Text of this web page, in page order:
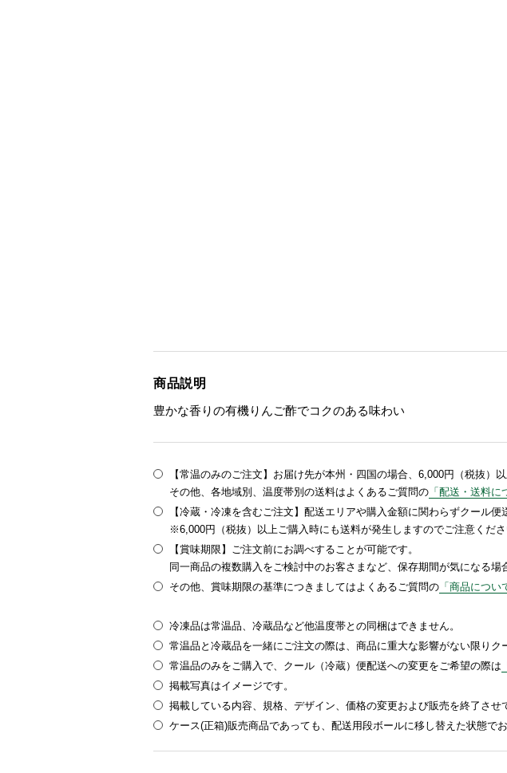
商品説明
豊かな香りの有機りんご酢でコクのある味わい
【常温のみのご注文】お届け先が本州・四国の場合、6,000円（税抜）
その他、各地域別、温度帯別の送料はよくあるご質問の 「配送・送料に
【冷蔵・冷凍を含むご注文】配送エリアや購入金額に関わらずクール便
※6,000円（税抜）以上ご購入時にも送料が発生しますのでご注意くださ
【賞味期限】ご注文前にお調べすることが可能です。
同一商品の複数購入をご検討中のお客さまなど、保存期間が気になる
その他、賞味期限の基準につきましてはよくあるご質問の 「商品につい
冷凍品は常温品、冷蔵品など他温度帯との同梱はできません。
常温品と冷蔵品を一緒にご注文の際は、商品に重大な影響がない限りク
常温品のみをご購入で、クール（冷蔵）便配送への変更をご希望の際は
掲載写真はイメージです。
掲載している内容、規格、デザイン、価格の変更および販売を終了させ
ケース(正箱)販売商品であっても、配送用段ボールに移し替えた状態で